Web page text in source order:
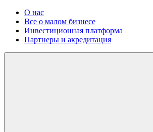
О нас
Все о малом бизнесе
Инвестиционная платформа
Партнеры и акредитация